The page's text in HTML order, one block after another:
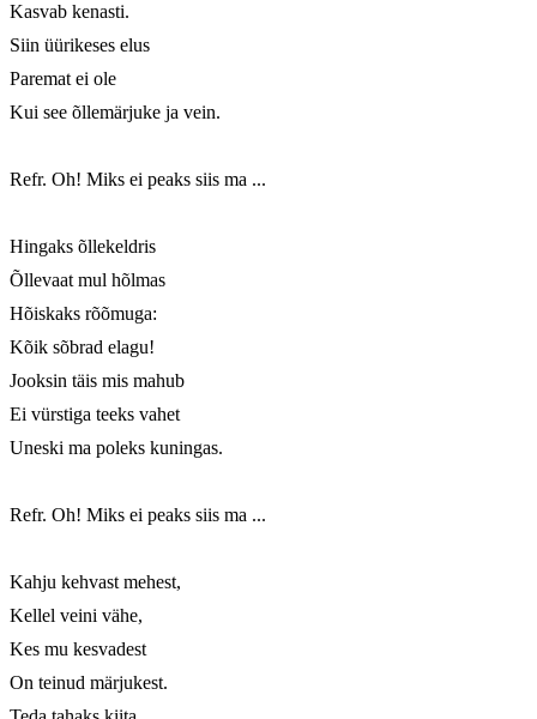
Kasvab kenasti.
Siin üürikeses elus
Paremat ei ole
Kui see õllemärjuke ja vein.
Refr. Oh! Miks ei peaks siis ma ...
Hingaks õllekeldris
Õllevaat mul hõlmas
Hõiskaks rõõmuga:
Kõik sõbrad elagu!
Jooksin täis mis mahub
Ei vürstiga teeks vahet
Uneski ma poleks kuningas.
Refr. Oh! Miks ei peaks siis ma ...
Kahju kehvast mehest,
Kellel veini vähe,
Kes mu kesvadest
On teinud märjukest.